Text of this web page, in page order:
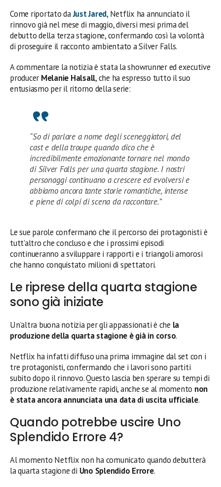
Come riportato daJust Jared, Netflix ha annunciato il
rinnovo già nel mese di maggio, diversi mesi prima del
debutto della terza stagione, confermando così la volontà
di proseguire il racconto ambientato a Silver Falls.
A commentare la notizia è stata la showrunner ed executive
producer Melanie Halsall, che ha espresso tutto il suo
entusiasmo per il ritorno della serie:
“So di parlare a nome degli sceneggiatori, del
cast e della troupe quando dico che è
incredibilmente emozionante tornare nel mondo
di Silver Falls per una quarta stagione. I nostri
personaggi continuano a crescere ed evolversi e
abbiamo ancora tante storie romantiche, intense
e piene di colpi di scena da raccontare.”
Le sue parole confermano che il percorso dei protagonisti è
tutt’altro che concluso e che i prossimi episodi
continueranno a sviluppare i rapporti e i triangoli amorosi
che hanno conquistato milioni di spettatori.
Le riprese della quarta stagione
sono già iniziate
Un’altra buona notizia per gli appassionati è che la
produzione della quarta stagione è già in corso.
Netflix ha infatti diffuso una prima immagine dal set con i
tre protagonisti, confermando che i lavori sono partiti
subito dopo il rinnovo. Questo lascia ben sperare su tempi di
produzione relativamente rapidi, anche se al momento non
è stata ancora annunciata una data di uscita ufficiale.
Quando potrebbe uscire Uno
Splendido Errore 4?
Al momento Netflix non ha comunicato quando debutterà
la quarta stagione di Uno Splendido Errore.